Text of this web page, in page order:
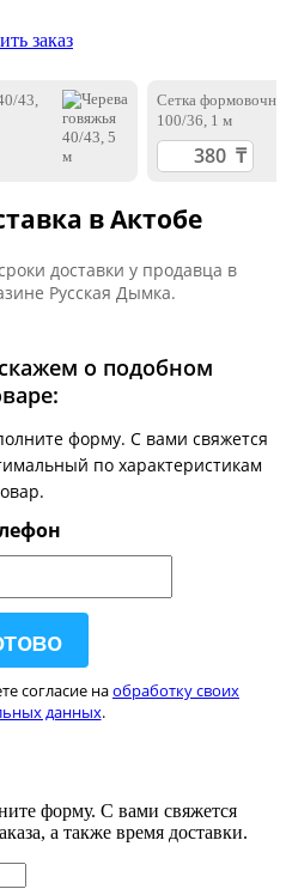
заказ
43,
Сетка
100/36, 1 м
в Актобе
доставки у продавца в
Русская Дымка.
о подобном
форму. С вами свяжется
по характеристикам
согласие наобработку своих
данных.
форму. С вами свяжется
а также время доставки.